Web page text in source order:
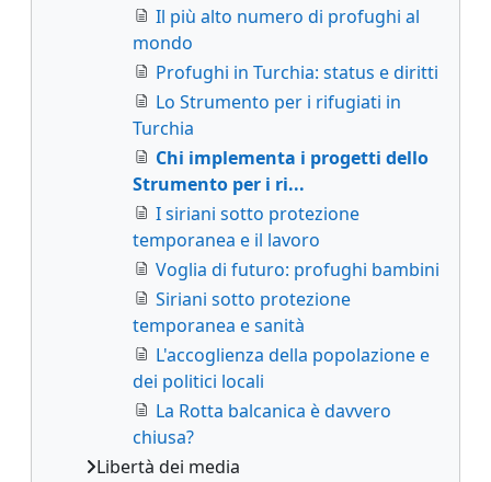
Il più alto numero di profughi al
mondo
Profughi in Turchia: status e diritti
Lo Strumento per i rifugiati in
Turchia
Chi implementa i progetti dello
Strumento per i ri...
I siriani sotto protezione
temporanea e il lavoro
Voglia di futuro: profughi bambini
Siriani sotto protezione
temporanea e sanità
L'accoglienza della popolazione e
dei politici locali
La Rotta balcanica è davvero
chiusa?
Libertà dei media